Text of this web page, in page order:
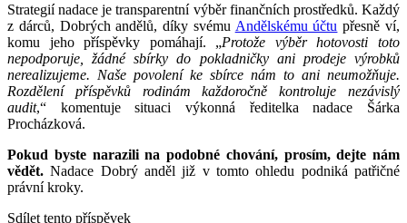
Strategií nadace je transparentní výběr finančních prostředků. Každý
z dárců, Dobrých andělů, díky svému Andělskému účtu přesně ví,
komu jeho příspěvky pomáhají. „Protože výběr hotovosti toto
nepodporuje, žádné sbírky do pokladničky ani prodeje výrobků
nerealizujeme. Naše povolení ke sbírce nám to ani neumožňuje.
Rozdělení příspěvků rodinám každoročně kontroluje nezávislý
audit,“ komentuje situaci výkonná ředitelka nadace Šárka
Procházková.
Pokud byste narazili na podobné chování, prosím, dejte nám
vědět. Nadace Dobrý anděl již v tomto ohledu podniká patřičné
právní kroky.
Sdílet tento příspěvek